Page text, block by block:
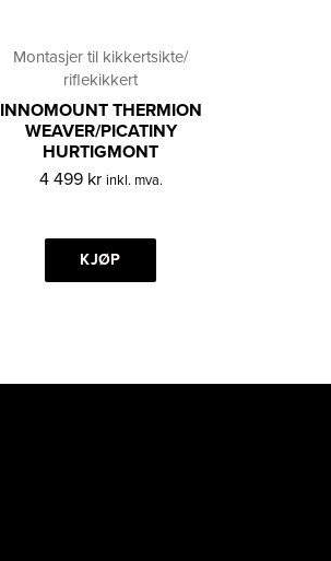
Montasjer til kikkertsikte/
riflekikkert
INNOMOUNT THERMION
WEAVER/PICATINY
HURTIGMONT
4 499 kr inkl. mva.
KJØP